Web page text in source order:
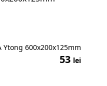
Ytong 600x200x125mm
53 lei